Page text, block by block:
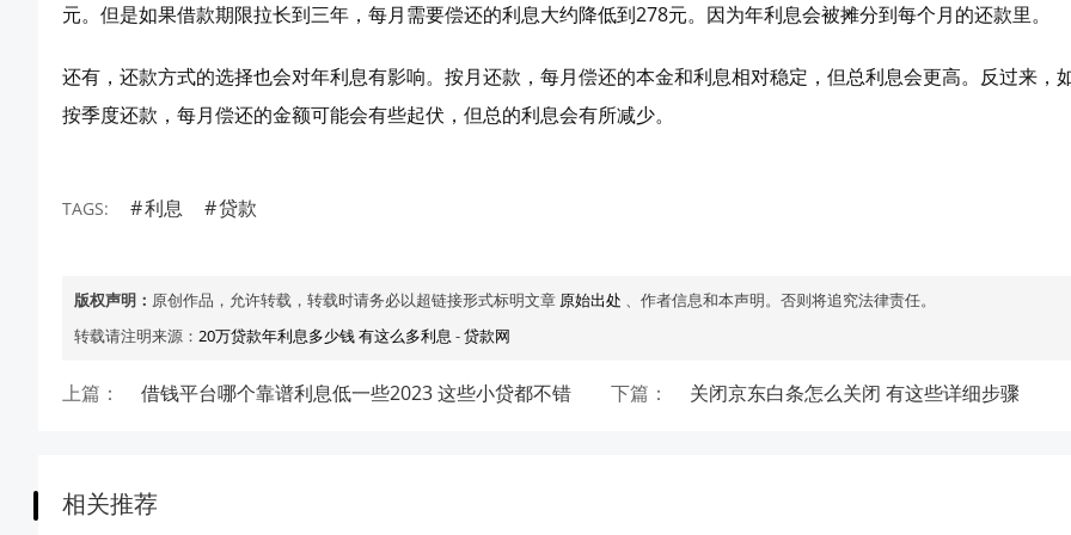
元。但是如果借款期限拉长到三年，每月需要偿还的利息大约降低到278元。因为年利息会被摊分到每个月的还款里。
还有，还款方式的选择也会对年利息有影响。按月还款，每月偿还的本金和利息相对稳定，但总利息会更高。反过来，
按季度还款，每月偿还的金额可能会有些起伏，但总的利息会有所减少。
TAGS: 利息 贷款
版权声明： 原创作品，允许转载，转载时请务必以超链接形式标明文章 原始出处 、作者信息和本声明。否则将追究法律责任。
转载请注明来源： 20万贷款年利息多少钱 有这么多利息 -贷款网
上篇： 借钱平台哪个靠谱利息低一些2023 这些小贷都不错 下篇： 关闭京东白条怎么关闭 有这些详细步骤
相关推荐